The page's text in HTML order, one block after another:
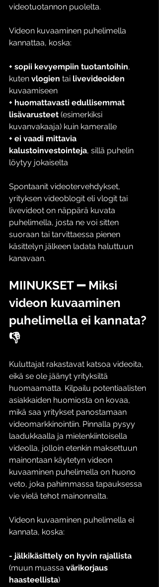
videotuotannon puolelta.
Videon kuvaaminen puhelimella
kannattaa, koska:
+ sopii kevyempiin tuotantoihin,
kuten vlogien tai livevideoiden
kuvaamiseen
+ huomattavasti edullisemmat
lisävarusteet (esimerkiksi
kuvanvakaaja) kuin kameralle
+ ei vaadi mittavia
kalustoinvestointeja, sillä puhelin
löytyy jokaiselta
Spontaanit videotervehdykset,
yrityksen videoblogit eli vlogit tai
livevideot on näppärä kuvata
puhelimella, josta ne voi sitten
suoraan tai tarvittaessa pienen
käsittelyn jälkeen ladata haluttuun
kanavaan.
MIINUKSET ➖ Miksi
videon kuvaaminen
puhelimella ei kannata?
👎
Kuluttajat rakastavat katsoa videoita,
eikä se ole jäänyt yrityksiltä
huomaamatta. Kilpailu potentiaalisten
asiakkaiden huomiosta on kovaa,
mikä saa yritykset panostamaan
videomarkkinointiin. Pinnalla pysyy
laadukkaalla ja mielenkiintoisella
videolla, jolloin etenkin maksettuun
mainontaan käytetyn videon
kuvaaminen puhelimella on huono
veto, joka pahimmassa tapauksessa
vie vielä tehot mainonnalta.
Videon kuvaaminen puhelimella ei
kannata, koska:
- jälkikäsittely on hyvin rajallista
(muun muassa värikorjaus
haasteellista)